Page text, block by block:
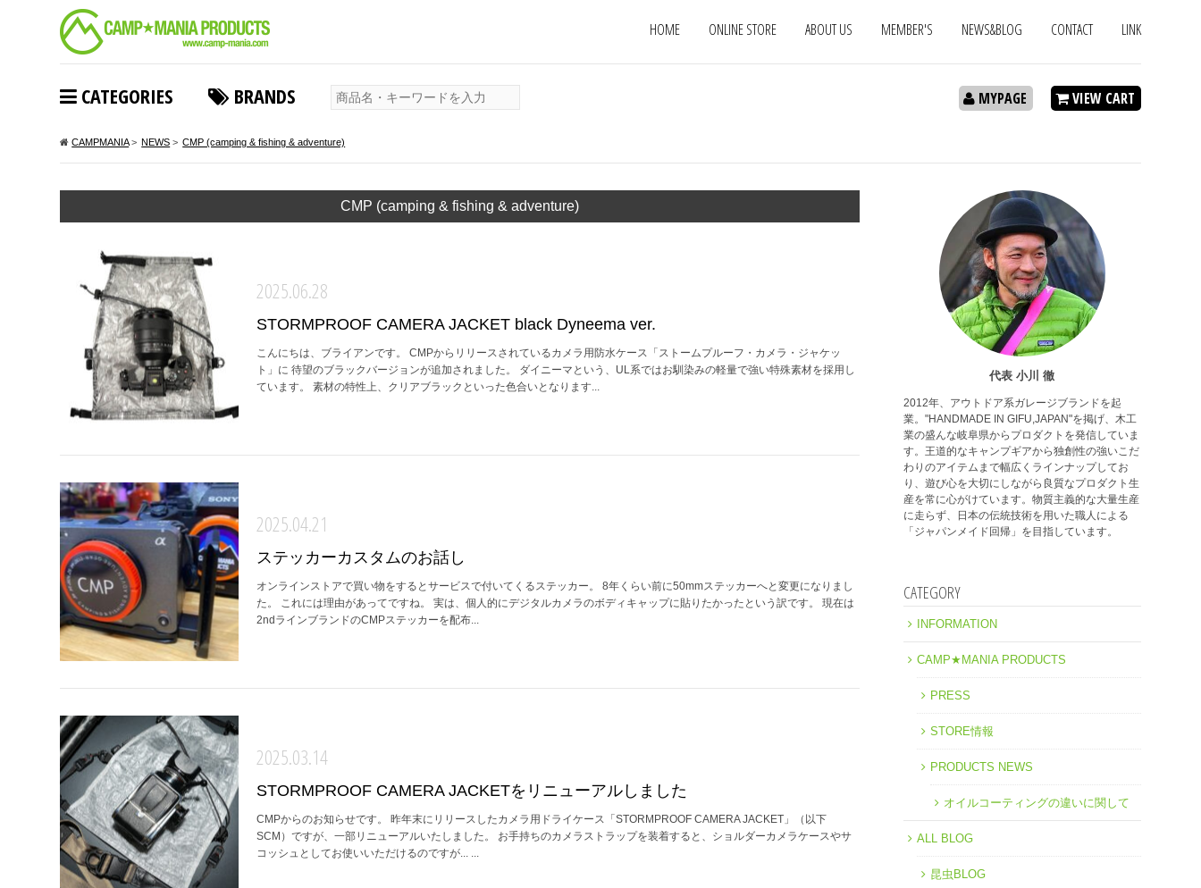
HOME ONLINE STORE ABOUT US MEMBER'S NEWS&BLOG CONTACT LINK
CATEGORIES BRANDS VIEW CART
MYPAGE
CAMPMANIA> NEWS > CMP (camping & fishing & adventure)
CMP (camping & fishing & adventure)
2025.06.28
STORMPROOF CAMERA JACKET black Dyneema ver.
こんにちは、ブライアンです。 CMPからリリースされているカメラ用防水ケース「ストームプルーフ・カメラ・ジャケッ
ト」に 待望のブラックバージョンが追加されました。 ダイニーマという、UL系ではお馴染みの軽量で強い特殊素材を採用し
ています。 素材の特性上、クリアブラックといった色合いとなります...
2025.04.21
ステッカーカスタムのお話し
オンラインストアで買い物をするとサービスで付いてくるステッカー。 8年くらい前に50mmステッカーへと変更になりまし
た。 これには理由があってですね。 実は、個人的にデジタルカメラのボディキャップに貼りたかったという訳です。 現在は
2ndラインブランドのCMPステッカーを配布...
2025.03.14
STORMPROOF CAMERA JACKETをリニューアルしました
CMPからのお知らせです。 昨年末にリリースしたカメラ用ドライケース「STORMPROOF CAMERA JACKET」（以下
SCM）ですが、一部リニューアルいたしました。 お手持ちのカメラストラップを装着すると、ショルダーカメラケースやサ
コッシュとしてお使いいただけるのですが... ...
代表 小川 徹
2012年、アウトドア系ガレージブランドを起
業。"HANDMADE IN GIFU,JAPAN"を掲げ、木工
業の盛んな岐阜県からプロダクトを発信していま
す。王道的なキャンプギアから独創性の強いこだ
わりのアイテムまで幅広くラインナップしてお
り、遊び心を大切にしながら良質なプロダクト生
産を常に心がけています。物質主義的な大量生産
に走らず、日本の伝統技術を用いた職人による
「ジャパンメイド回帰」を目指しています。
CATEGORY
INFORMATION
CAMP★MANIA PRODUCTS
PRESS
STORE情報
PRODUCTS NEWS
オイルコーティングの違いに関して
ALL BLOG
昆虫BLOG